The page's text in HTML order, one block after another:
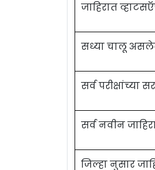
जाहिरात
सध्या चालू
सर्व परीक्षांच्या
सर्व नवीन
जिल्हा नुसार